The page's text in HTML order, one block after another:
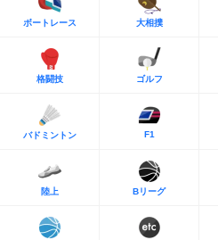
ボートレース 大相撲
格闘技 ゴルフ
バドミントン F1
陸上 Bリーグ